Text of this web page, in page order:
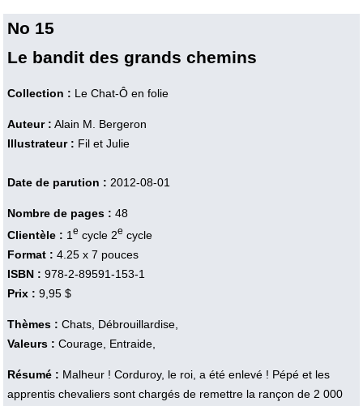
No 15
Le bandit des grands chemins
Collection : Le Chat-Ô en folie
Auteur : Alain M. Bergeron
Illustrateur : Fil et Julie
Date de parution : 2012-08-01
Nombre de pages : 48
Clientèle : 1 e cycle 2e cycle
Format : 4.25 x 7 pouces
ISBN : 978-2-89591-153-1
Prix : 9,95 $
Thèmes : Chats, Débrouillardise,
Valeurs : Courage, Entraide,
Résumé : Malheur ! Corduroy, le roi, a été enlevé ! Pépé et les
apprentis chevaliers sont chargés de remettre la rançon de 2 000